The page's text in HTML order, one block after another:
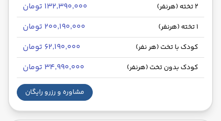
2 تخته (هرنفر) ۱۳۲٬۳۹۰٬۰۰۰ تومان
1 تخته (هرنفر) ۲۰۰٬۱۹۰٬۰۰۰ تومان
کودک با تخت (هر نفر) ۶۲٬۱۹۰٬۰۰۰ تومان
کودک بدون تخت (هرنفر) ۳۴٬۹۹۰٬۰۰۰ تومان
مشاوره و رزرو رایگان